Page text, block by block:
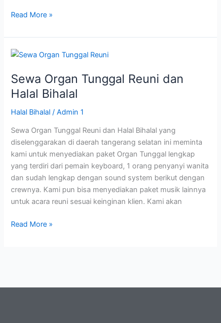
Read More »
Sewa Organ Tunggal Reuni dan
Halal Bihalal
Halal Bihalal /Admin 1
Sewa Organ Tunggal Reuni dan Halal Bihalal yang
diselenggarakan di daerah tangerang selatan ini meminta
kami untuk menyediakan paket Organ Tunggal lengkap
yang terdiri dari pemain keyboard, 1 orang penyanyi wanita
dan sudah lengkap dengan sound system berikut dengan
crewnya. Kami pun bisa menyediakan paket musik lainnya
untuk acara reuni sesuai keinginan klien. Kami akan
Sewa
Tunggal
Reuni
dan
Halal
Read More »